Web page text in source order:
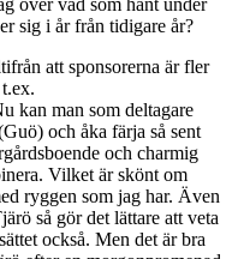
sig i år från tidigare år?
att sponsorerna är fler
kan man som deltagare
och åka färja så sent
och charmig
Vilket är skönt om
ryggen som jag har. Även
så gör det lättare att veta
också. Men det är bra